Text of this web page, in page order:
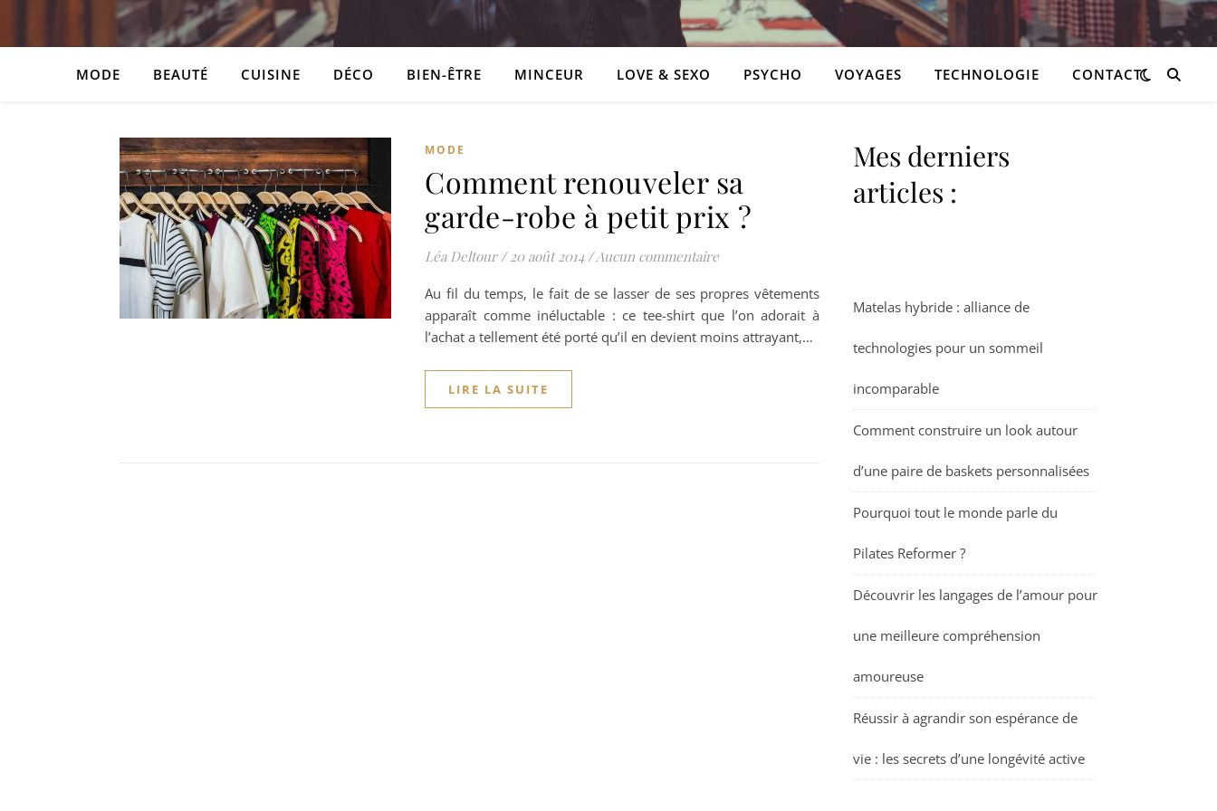
MODE BEAUTÉ CUISINE DÉCO BIEN-ÊTRE MINCEUR LOVE & SEXO PSYCHO VOYAGES TECHNOLOGIE CONTACT
MODE
Comment renouveler sa
garde-robe à petit prix ?
Léa Deltour / 20 août 2014 /Aucun commentaire
Au fil du temps, le fait de se lasser de ses propres vêtements
apparaît comme inéluctable : ce tee-shirt que l’on adorait à
l’achat a tellement été porté qu’il en devient moins attrayant,…
LIRE LA SUITE
Mes derniers
articles :
Matelas hybride : alliance de
technologies pour un sommeil
incomparable
Comment construire un look autour
d’une paire de baskets personnalisées
Pourquoi tout le monde parle du
Pilates Reformer ?
Découvrir les langages de l’amour pour
une meilleure compréhension
amoureuse
Réussir à agrandir son espérance de
vie : les secrets d’une longévité active